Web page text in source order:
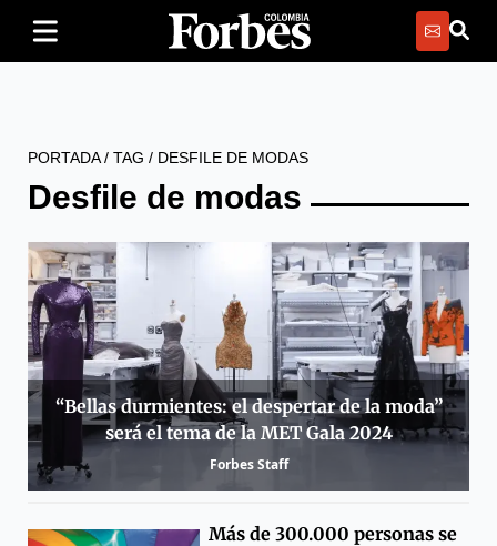
PORTADA/ TAG / DESFILE DE MODAS
Desfile de modas
“Bellas durmientes: el despertar de la moda”
será el tema de la MET Gala 2024
Forbes Staff
Más de 300.000 personas se